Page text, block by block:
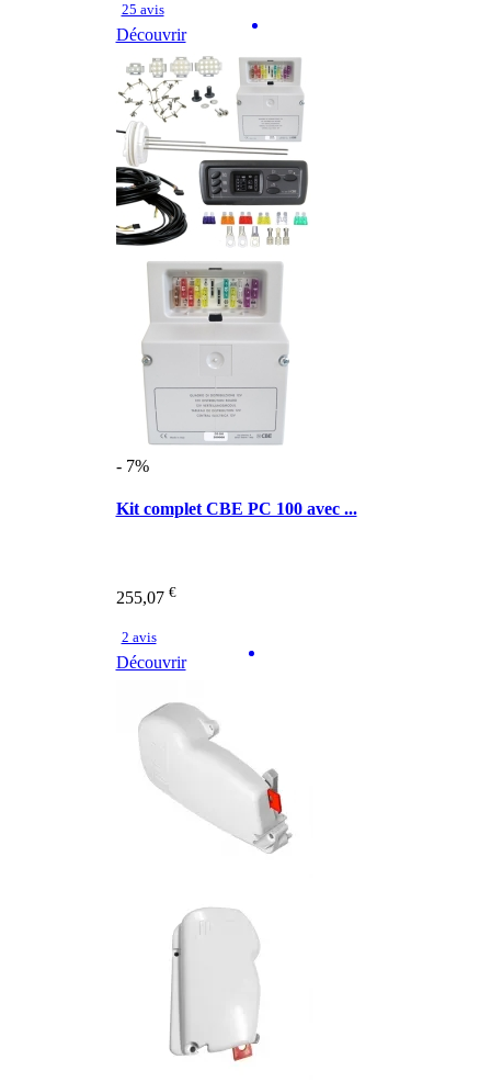
25 avis
Découvrir
- 7%
Kit complet CBE PC 100 avec ...
255,07 €
2 avis
Découvrir